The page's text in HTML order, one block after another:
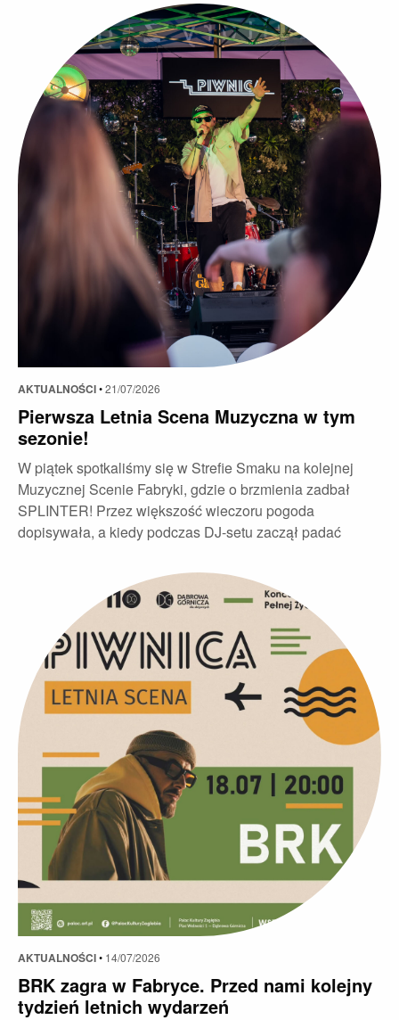
AKTUALNOŚCI•21/07/2026
Pierwsza Letnia Scena Muzyczna w tym
sezonie!
W piątek spotkaliśmy się w Strefie Smaku na kolejnej
Muzycznej Scenie Fabryki, gdzie o brzmienia zadbał
SPLINTER! Przez większość wieczoru pogoda
dopisywała, a kiedy podczas DJ-setu zaczął padać
AKTUALNOŚCI• 14/07/2026
BRK zagra w Fabryce. Przed nami kolejny
tydzień letnich wydarzeń